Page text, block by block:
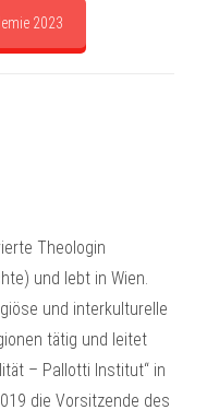
2023
Theologin
und lebt in Wien.
und interkulturelle
tätig und leitet
– Pallotti Institut“ in
die Vorsitzende des